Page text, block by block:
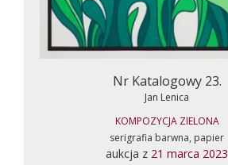
Nr Katalogowy 23.
Jan Lenica
KOMPOZYCJA ZIELONA
serigrafia barwna, papier
aukcja z 21 marca 2023